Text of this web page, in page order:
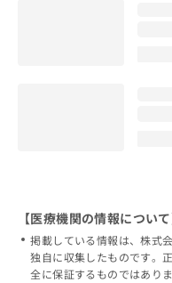
【医療機関の情報について
掲載している情報は、株式
独自に収集したものです。
全に保証するものではありま